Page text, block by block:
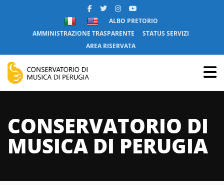
ALBO PRETORIO
AMMINISTRAZIONE TRASPARENTE
STATUS SERVIZI
AREA RISERVATA
CONSERVATORIO DI
MUSICA DI PERUGIA